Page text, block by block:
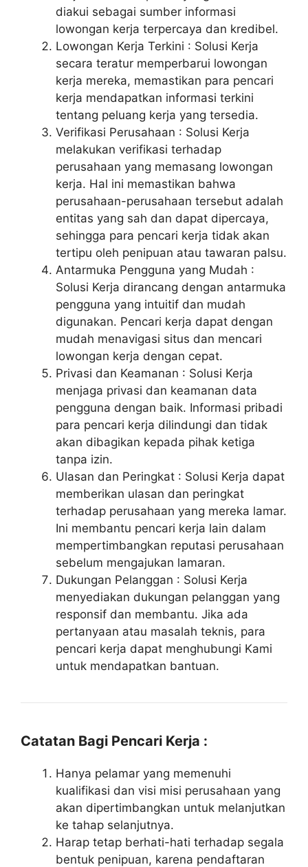
diakui sebagai sumber informasi
lowongan kerja terpercaya dan kredibel.
Lowongan Kerja Terkini : Solusi Kerja
secara teratur memperbarui lowongan
kerja mereka, memastikan para pencari
kerja mendapatkan informasi terkini
tentang peluang kerja yang tersedia.
Verifikasi Perusahaan : Solusi Kerja
melakukan verifikasi terhadap
perusahaan yang memasang lowongan
kerja. Hal ini memastikan bahwa
perusahaan-perusahaan tersebut adalah
entitas yang sah dan dapat dipercaya,
sehingga para pencari kerja tidak akan
tertipu oleh penipuan atau tawaran palsu.
Antarmuka Pengguna yang Mudah :
Solusi Kerja dirancang dengan antarmuka
pengguna yang intuitif dan mudah
digunakan. Pencari kerja dapat dengan
mudah menavigasi situs dan mencari
lowongan kerja dengan cepat.
Privasi dan Keamanan : Solusi Kerja
menjaga privasi dan keamanan data
pengguna dengan baik. Informasi pribadi
para pencari kerja dilindungi dan tidak
akan dibagikan kepada pihak ketiga
tanpa izin.
Ulasan dan Peringkat : Solusi Kerja dapat
memberikan ulasan dan peringkat
terhadap perusahaan yang mereka lamar.
Ini membantu pencari kerja lain dalam
mempertimbangkan reputasi perusahaan
sebelum mengajukan lamaran.
Dukungan Pelanggan : Solusi Kerja
menyediakan dukungan pelanggan yang
responsif dan membantu. Jika ada
pertanyaan atau masalah teknis, para
pencari kerja dapat menghubungi Kami
untuk mendapatkan bantuan.
Catatan Bagi Pencari Kerja :
Hanya pelamar yang memenuhi
kualifikasi dan visi misi perusahaan yang
akan dipertimbangkan untuk melanjutkan
ke tahap selanjutnya.
Harap tetap berhati-hati terhadap segala
bentuk penipuan, karena pendaftaran